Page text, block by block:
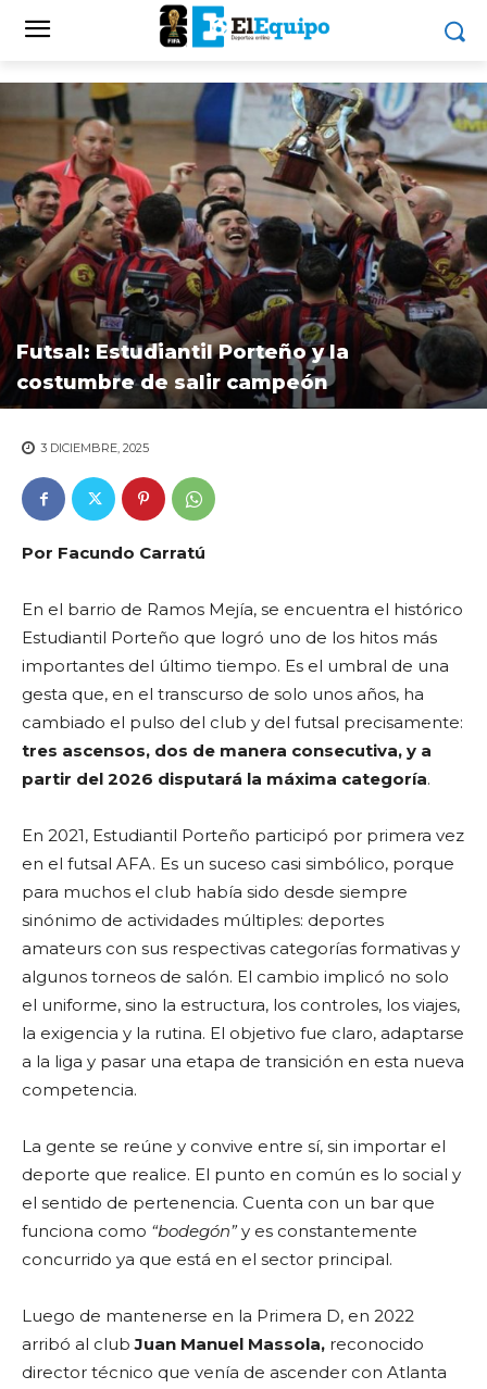
Futsal: Estudiantil Porteño y la
costumbre de salir campeón
3 DICIEMBRE, 2025
Por Facundo Carratú
En el barrio de Ramos Mejía, se encuentra el histórico
Estudiantil Porteño que logró uno de los hitos más
importantes del último tiempo. Es el umbral de una
gesta que, en el transcurso de solo unos años, ha
cambiado el pulso del club y del futsal precisamente:
tres ascensos, dos de manera consecutiva, y a
partir del 2026 disputará la máxima categoría.
En 2021, Estudiantil Porteño participó por primera vez
en el futsal AFA. Es un suceso casi simbólico, porque
para muchos el club había sido desde siempre
sinónimo de actividades múltiples: deportes
amateurs con sus respectivas categorías formativas y
algunos torneos de salón. El cambio implicó no solo
el uniforme, sino la estructura, los controles, los viajes,
la exigencia y la rutina. El objetivo fue claro, adaptarse
a la liga y pasar una etapa de transición en esta nueva
competencia.
La gente se reúne y convive entre sí, sin importar el
deporte que realice. El punto en común es lo social y
el sentido de pertenencia. Cuenta con un bar que
funciona como “bodegón” y es constantemente
concurrido ya que está en el sector principal.
Luego de mantenerse en la Primera D, en 2022
arribó al clubJuan Manuel Massola, reconocido
director técnico que venía de ascender con Atlanta